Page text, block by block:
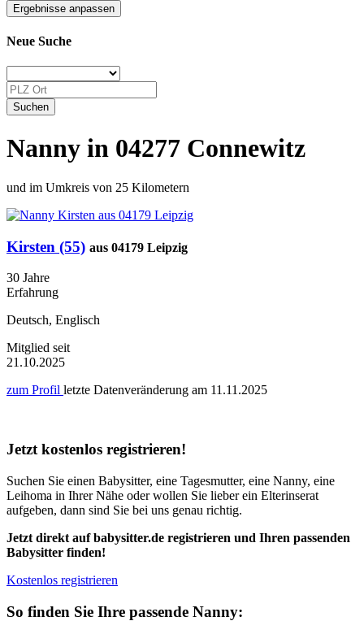
Neue Suche
Nanny in 04277 Connewitz
und im Umkreis von 25 Kilometern
Kirsten (55) aus 04179 Leipzig
30 Jahre
Erfahrung
Deutsch, Englisch
Mitglied seit
21.10.2025
zum Profil letzte Datenveränderung am 11.11.2025
Jetzt kostenlos registrieren!
Suchen Sie einen Babysitter, eine Tagesmutter, eine Nanny, eine
Leihoma in Ihrer Nähe oder wollen Sie lieber ein Elterinserat
aufgeben, dann sind Sie bei uns genau richtig.
Jetzt direkt auf babysitter.de registrieren und Ihren passenden
Babysitter finden!
Kostenlos registrieren
So finden Sie Ihre passende Nanny: